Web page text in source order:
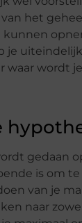
het
je
waar wordt
gedaan
is om
van je
naar